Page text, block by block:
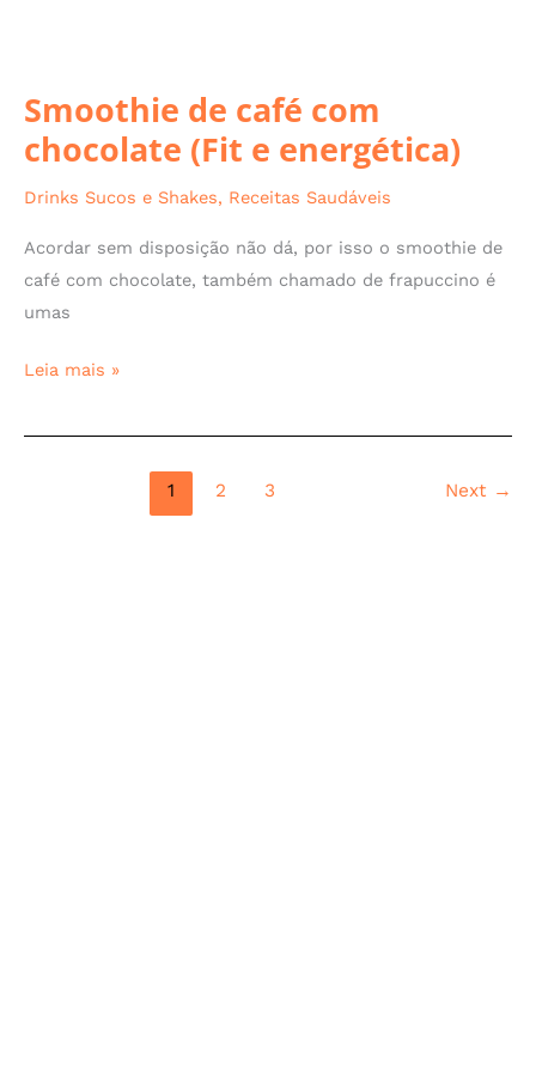
Smoothie de café com
chocolate (Fit e energética)
Drinks Sucos e Shakes, Receitas Saudáveis
Acordar sem disposição não dá, por isso o smoothie de
café com chocolate, também chamado de frapuccino é
umas
Leia mais »
1 2 3 Next →